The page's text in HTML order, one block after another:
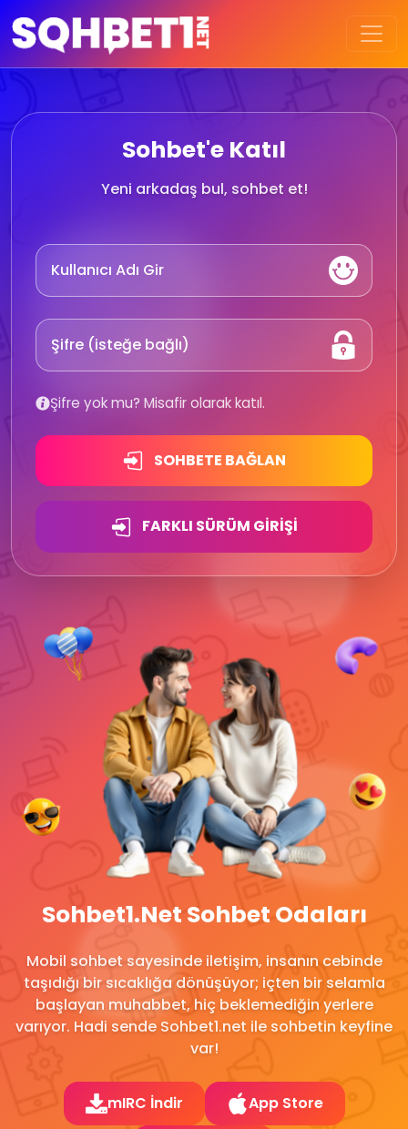
Sohbet'e Katıl
Yeni arkadaş bul, sohbet et!
Şifre yok mu? Misafir olarak katıl.
SOHBETE BAĞLAN
FARKLI SÜRÜM GIRIŞI
Sohbet1.Net Sohbet Odaları
Mobil sohbet sayesinde iletişim, insanın cebinde
taşıdığı bir sıcaklığa dönüşüyor; içten bir selamla
başlayan muhabbet, hiç beklemediğin yerlere
varıyor. Hadi sende Sohbet1.net ile sohbetin keyfine
var!
mIRC İndir App Store